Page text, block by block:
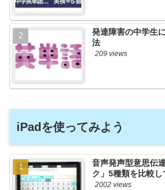
発達障害の中学生
法
209 views
iPadを使ってみよう
音声発声型意思伝
ク」5種類を比較し
2002 views